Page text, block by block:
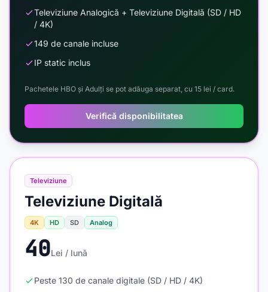
Televiziune
Televiziune Digitală
4K HD SD Analog
40Lei / lună
Peste 130 de canale digitale (SD / HD / 4K)
Televiziune Analogică + Televiziune Digitală (SD / HD
/ 4K)
149 de canale incluse
IP static inclus
Pachetele HBO și Adulți se pot adăuga separat, cu 15 lei / card.
Verifică disponibilitatea